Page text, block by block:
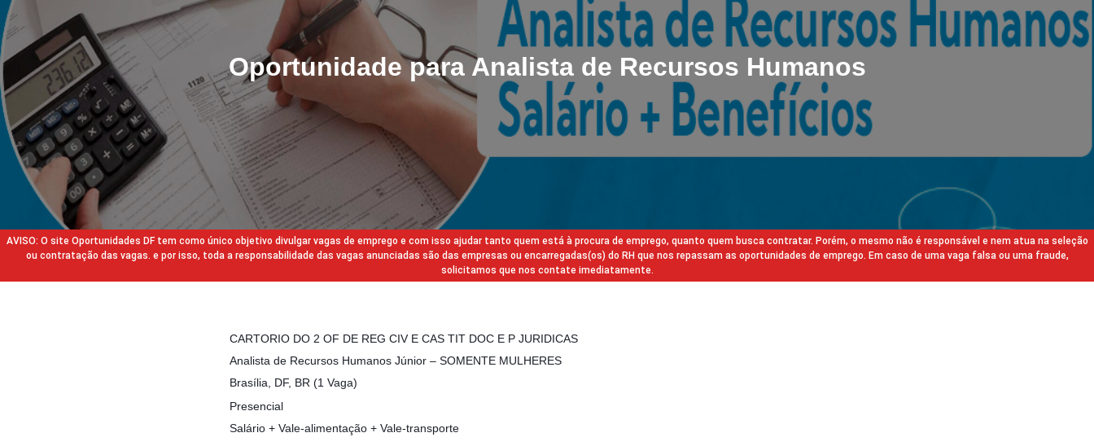
Oportunidade para Analista de Recursos Humanos
AVISO: O site Oportunidades DF tem como único objetivo divulgar vagas de emprego e com isso ajudar tanto quem está à procura de emprego, quanto quem busca contratar. Porém, o mesmo não é responsável e nem atua na seleção
ou contratação das vagas. e por isso, toda a responsabilidade das vagas anunciadas são das empresas ou encarregadas(os) do RH que nos repassam as oportunidades de emprego. Em caso de uma vaga falsa ou uma fraude,
solicitamos que nos contate imediatamente.
CARTORIO DO 2 OF DE REG CIV E CAS TIT DOC E P JURIDICAS
Analista de Recursos Humanos Júnior – SOMENTE MULHERES
Brasília, DF, BR (1 Vaga)
Presencial
Salário + Vale-alimentação + Vale-transporte